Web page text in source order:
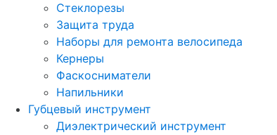
Стеклорезы
Защита труда
Наборы для ремонта велосипеда
Кернеры
Фаскосниматели
Напильники
Губцевый инструмент
Диэлектрический инструмент